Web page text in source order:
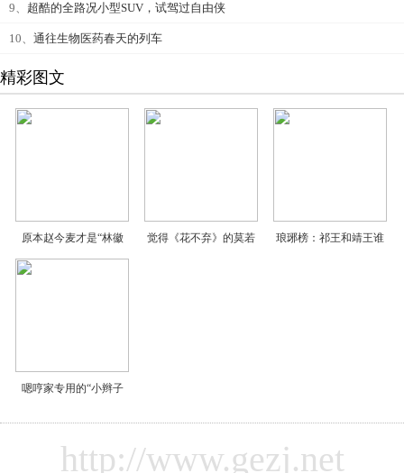
9、 超酷的全路况小型SUV，试驾过自由侠
10、 通往生物医药春天的列车
精彩图文
原本赵今麦才是“林徽 觉得《花不弃》的莫若 琅琊榜：祁王和靖王谁
嗯哼家专用的“小辫子
http://www.gezj.net